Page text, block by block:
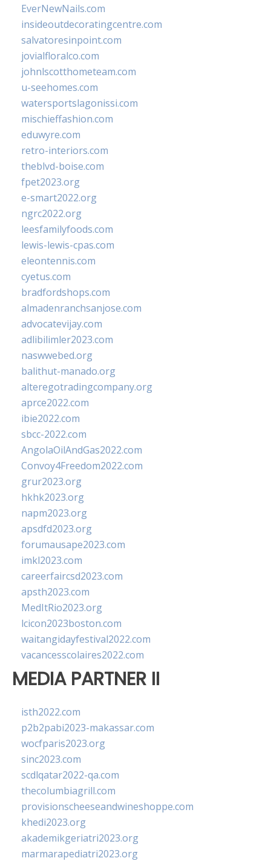
EverNewNails.com
insideoutdecoratingcentre.com
salvatoresinpoint.com
jovialfloralco.com
johnlscotthometeam.com
u-seehomes.com
watersportslagonissi.com
mischieffashion.com
eduwyre.com
retro-interiors.com
theblvd-boise.com
fpet2023.org
e-smart2022.org
ngrc2022.org
leesfamilyfoods.com
lewis-lewis-cpas.com
eleontennis.com
cyetus.com
bradfordshops.com
almadenranchsanjose.com
advocatevijay.com
adlibilimler2023.com
naswwebed.org
balithut-manado.org
alteregotradingcompany.org
aprce2022.com
ibie2022.com
sbcc-2022.com
AngolaOilAndGas2022.com
Convoy4Freedom2022.com
grur2023.org
hkhk2023.org
napm2023.org
apsdfd2023.org
forumausape2023.com
imkl2023.com
careerfaircsd2023.com
apsth2023.com
MedItRio2023.org
lcicon2023boston.com
waitangidayfestival2022.com
vacancesscolaires2022.com
MEDIA PARTNER II
isth2022.com
p2b2pabi2023-makassar.com
wocfparis2023.org
sinc2023.com
scdlqatar2022-qa.com
thecolumbiagrill.com
provisionscheeseandwineshoppe.com
khedi2023.org
akademikgeriatri2023.org
marmarapediatri2023.org